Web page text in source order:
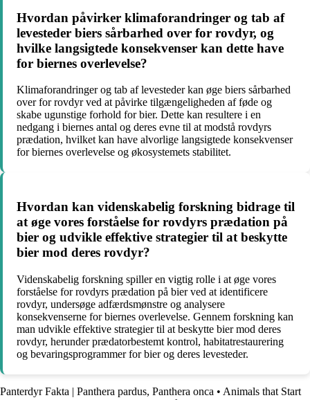
Hvordan påvirker klimaforandringer og tab af
levesteder biers sårbarhed over for rovdyr, og
hvilke langsigtede konsekvenser kan dette have
for biernes overlevelse?
Klimaforandringer og tab af levesteder kan øge biers sårbarhed
over for rovdyr ved at påvirke tilgængeligheden af føde og
skabe ugunstige forhold for bier. Dette kan resultere i en
nedgang i biernes antal og deres evne til at modstå rovdyrs
prædation, hvilket kan have alvorlige langsigtede konsekvenser
for biernes overlevelse og økosystemets stabilitet.
Hvordan kan videnskabelig forskning bidrage til
at øge vores forståelse for rovdyrs prædation på
bier og udvikle effektive strategier til at beskytte
bier mod deres rovdyr?
Videnskabelig forskning spiller en vigtig rolle i at øge vores
forståelse for rovdyrs prædation på bier ved at identificere
rovdyr, undersøge adfærdsmønstre og analysere
konsekvenserne for biernes overlevelse. Gennem forskning kan
man udvikle effektive strategier til at beskytte bier mod deres
rovdyr, herunder prædatorbestemt kontrol, habitatrestaurering
og bevaringsprogrammer for bier og deres levesteder.
Panterdyr Fakta | Panthera pardus, Panthera onca • Animals that Start